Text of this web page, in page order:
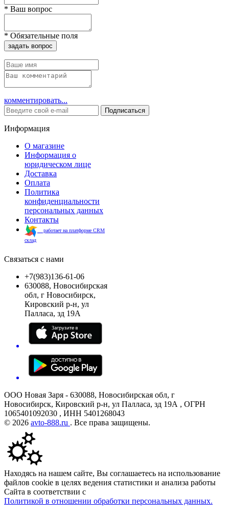
* Ваш вопрос
* Обязательные поля
задать вопрос
комментировать...
Подписаться
Информация
О магазине
Информация о
юридическом лице
Доставка
Оплата
Политика
конфиденциальности
персональных данных
Контакты
работает на платформе CRM
склад
Связаться с нами
+7(983)136-61-06
630088, Новосибирская
обл, г Новосибирск,
Кировский р-н, ул
Палласа, зд 19А
ООО Новая Заря - 630088, Новосибирская обл, г
Новосибирск, Кировский р-н, ул Палласа, зд 19А , ОГРН
1065401092030 , ИНН 5401268043
© 2026 avto-888.ru . Все права защищены.
Находясь на нашем сайте, Вы соглашаетесь на использование
файлов cookie в целях ведения статистики и анализа работы
Сайта в соответствии с
Политикой в отношении обработки персональных данных.